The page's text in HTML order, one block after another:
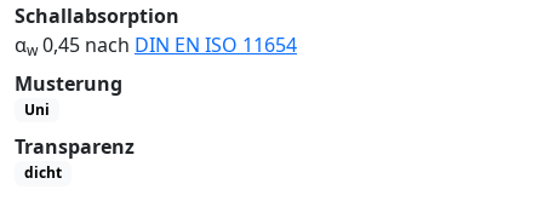
Schallabsorption
αw0,45 nach DIN EN ISO 11654
Musterung
Uni
Transparenz
dicht